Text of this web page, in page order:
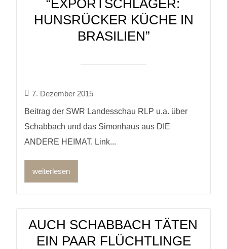
“EXPORTSCHLAGER:
HUNSRÜCKER KÜCHE IN
BRASILIEN”
7. Dezember 2015
Beitrag der SWR Landesschau RLP u.a. über
Schabbach und das Simonhaus aus DIE
ANDERE HEIMAT. Link...
weiterlesen
AUCH SCHABBACH TÄTEN
EIN PAAR FLÜCHTLINGE